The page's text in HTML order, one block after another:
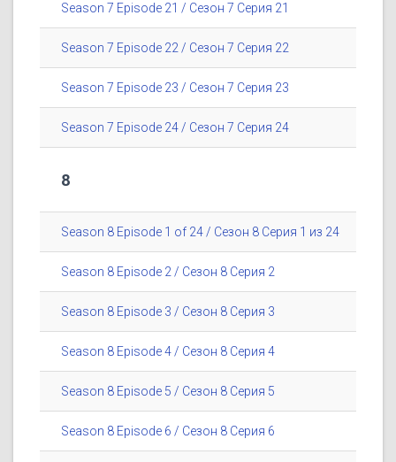
Season 7 Episode 21 / Сезон 7 Серия 21
Season 7 Episode 22 / Сезон 7 Серия 22
Season 7 Episode 23 / Сезон 7 Серия 23
Season 7 Episode 24 / Сезон 7 Серия 24
8
Season 8 Episode 1 of 24 / Сезон 8 Серия 1 из 24
Season 8 Episode 2 / Сезон 8 Серия 2
Season 8 Episode 3 / Сезон 8 Серия 3
Season 8 Episode 4 / Сезон 8 Серия 4
Season 8 Episode 5 / Сезон 8 Серия 5
Season 8 Episode 6 / Сезон 8 Серия 6